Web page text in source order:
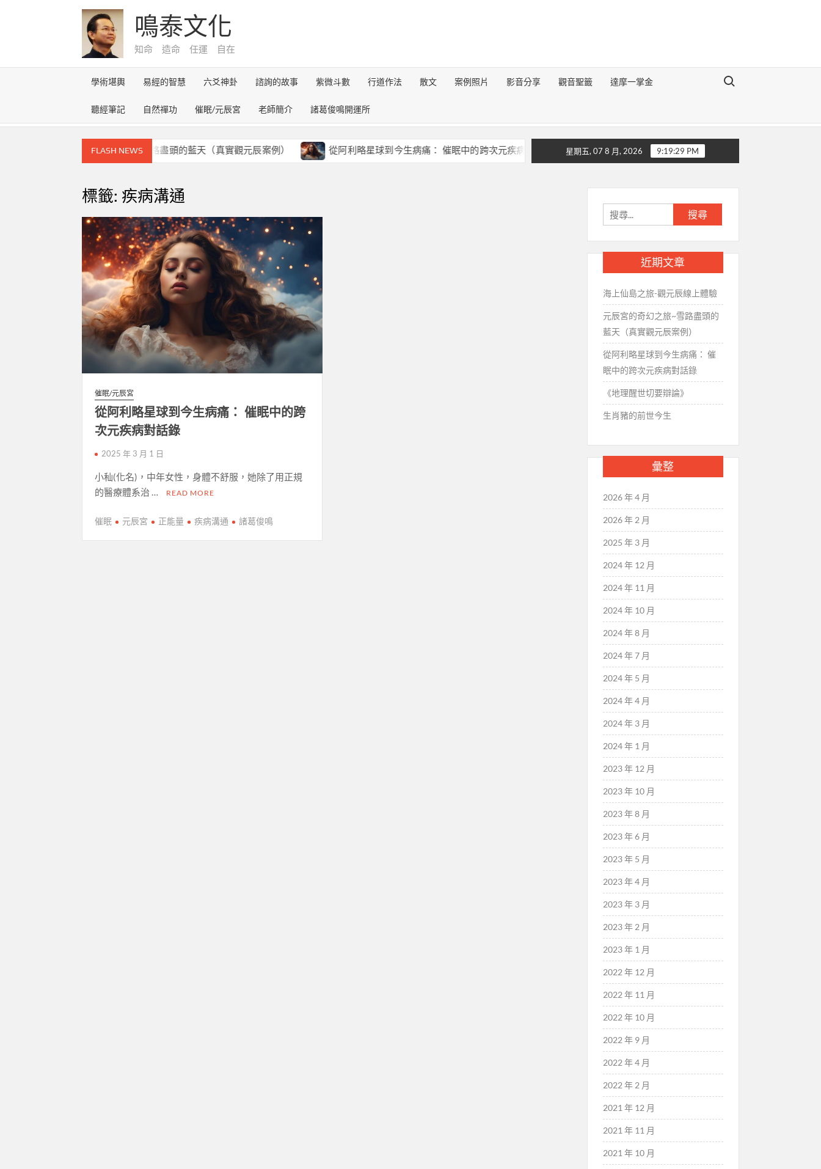
鳴泰文化
知命 造命 任運 自在
學術堪輿 易經的智慧 六爻神卦 諮詢的故事 紫微斗數 行道作法 散文 案例照片 影音分享 觀音聖籤 達摩一掌金
聽經筆記 自然禪功 催眠/元辰宮 老師簡介 諸葛俊鳴開運所
Search for:
FLASH NEWS
元辰宮的奇幻之旅~雪路盡頭的藍天（真實觀元辰案例） 從阿利略星球到今生病痛： 催眠中的跨次元疾病對話錄 《地理醒世切要辯論》 生肖豬的前世今生
星期五, 07 8 月, 2026 9:19:30 PM
標籤: 疾病溝通
催眠/元辰宮
從阿利略星球到今生病痛： 催眠中的跨
次元疾病對話錄
2025 年 3 月 1 日
小秈(化名)，中年女性，身體不舒服，她除了用正規
的醫療體系治 …
READ MORE
催眠 元辰宮 正能量 疾病溝通 諸葛俊鳴
尋
關
鍵
字:
近期文章
海上仙島之旅-觀元辰線上體驗
元辰宮的奇幻之旅~雪路盡頭的
藍天（真實觀元辰案例）
從阿利略星球到今生病痛： 催
眠中的跨次元疾病對話錄
《地理醒世切要辯論》
生肖豬的前世今生
彙整
2026 年 4 月
2026 年 2 月
2025 年 3 月
2024 年 12 月
2024 年 11 月
2024 年 10 月
2024 年 8 月
2024 年 7 月
2024 年 5 月
2024 年 4 月
2024 年 3 月
2024 年 1 月
2023 年 12 月
2023 年 10 月
2023 年 8 月
2023 年 6 月
2023 年 5 月
2023 年 4 月
2023 年 3 月
2023 年 2 月
2023 年 1 月
2022 年 12 月
2022 年 11 月
2022 年 10 月
2022 年 9 月
2022 年 4 月
2022 年 2 月
2021 年 12 月
2021 年 11 月
2021 年 10 月